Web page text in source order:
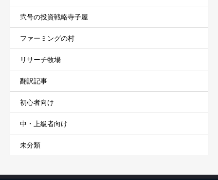
弐号の投資戦略寺子屋
ファーミングの村
リサーチ牧場
翻訳記事
初心者向け
中・上級者向け
未分類